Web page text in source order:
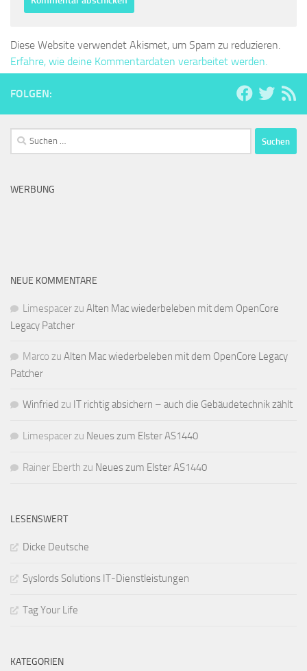
Diese Website verwendet Akismet, um Spam zu reduzieren.
Erfahre, wie deine Kommentardaten verarbeitet werden.
FOLGEN:
Suchen
nach:
WERBUNG
NEUE KOMMENTARE
Limespacerzu Alten Mac wiederbeleben mit dem OpenCore
Legacy Patcher
Marco zu Alten Mac wiederbeleben mit dem OpenCore Legacy
Patcher
Winfried zu IT richtig absichern – auch die Gebäudetechnik zählt
Limespacerzu Neues zum Elster AS1440
Rainer Eberth zu Neues zum Elster AS1440
LESENSWERT
Dicke Deutsche
Syslords Solutions IT-Dienstleistungen
Tag Your Life
KATEGORIEN